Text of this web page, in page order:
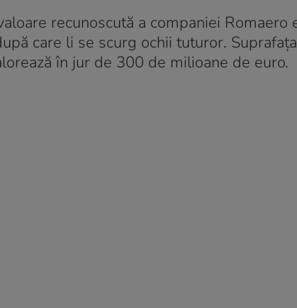
recunoscută a companiei
care li se scurg ochii tuturor.
în jur de 300 de milioane de euro.